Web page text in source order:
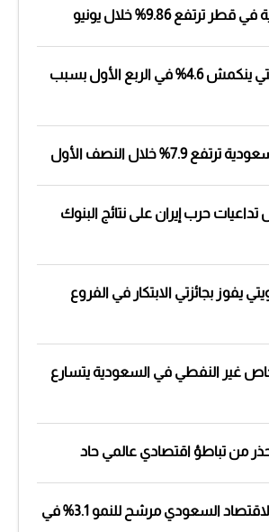
ترتفع 9.86% خلال يونيو
الاقتصاد الكويتي ينكمش 4.6% في الربع الأول بسبب
7.9% خلال النصف الأول
حرب إيران على نتائج البنوك
يفوز بجائزتي الابتكار في الفروع
غير النفطي في السعودية يتسارع
من تباطؤ اقتصادي عالمي حاد
البنك الدولي: الاقتصاد السعودي مرشح للنمو 3.1% في